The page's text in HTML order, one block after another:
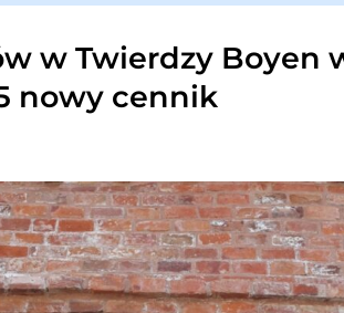
w Twierdzy Boyen
nowy cennik